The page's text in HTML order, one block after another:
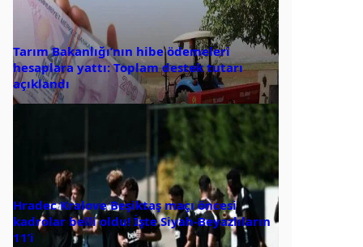
Tarım Bakanlığı’nın hibe ödemeleri
hesaplara yattı: Toplam destek tutarı
açıklandı
Hradec Kralove Beşiktaş maçı öncesi
kadrolar belli oldu! İşte Siyah-Beyazlıların
11’i